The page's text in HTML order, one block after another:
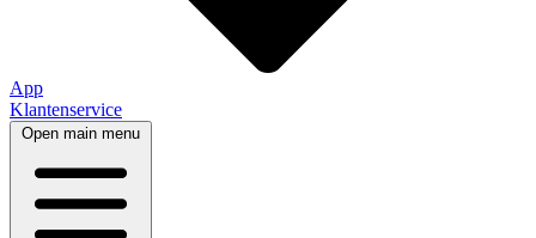
App
Klantenservice
Open main menu